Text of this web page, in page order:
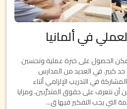
في ألمانيا
الحصول على خبرة عملية وتحسين
كبير. في العديد من المدارس
في التدريب الإلزامي أثناء
نتعرف على حقوق المتدرِّبين، ومزايا
التي يجب التفكير فيها ق...